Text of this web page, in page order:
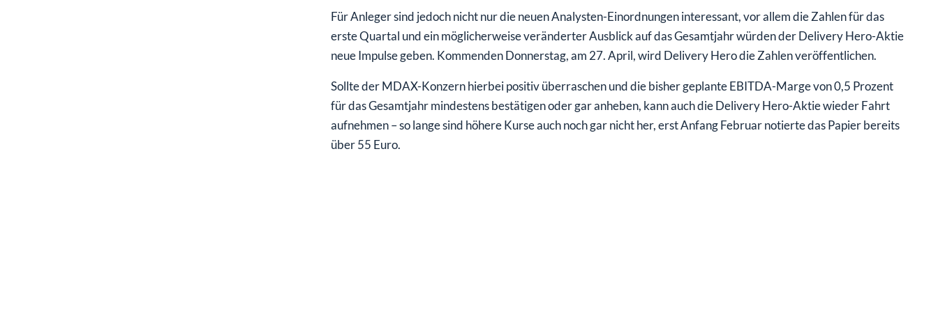
Für Anleger sind jedoch nicht nur die neuen Analysten-Einordnungen interessant, vor allem die Zahlen für das
erste Quartal und ein möglicherweise veränderter Ausblick auf das Gesamtjahr würden der Delivery Hero-Aktie
neue Impulse geben. Kommenden Donnerstag, am 27. April, wird Delivery Hero die Zahlen veröffentlichen.
Sollte der MDAX-Konzern hierbei positiv überraschen und die bisher geplante EBITDA-Marge von 0,5 Prozent
für das Gesamtjahr mindestens bestätigen oder gar anheben, kann auch die Delivery Hero-Aktie wieder Fahrt
aufnehmen – so lange sind höhere Kurse auch noch gar nicht her, erst Anfang Februar notierte das Papier bereits
über 55 Euro.